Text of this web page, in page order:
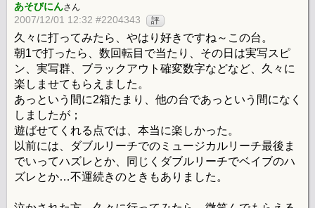
あそびにんさん
2007/12/01 12:32 #2204343 評
久々に打ってみたら、やはり好きですね～この台。
朝1で打ったら、数回転目で当たり、その日は実写スピ
ン、実写群、ブラックアウト確変数字などなど、久々に
楽しませてもらえました。
あっという間に2箱たまり、他の台であっという間になく
しましたが；
遊ばせてくれる点では、本当に楽しかった。
以前には、ダブルリーチでのミュージカルリーチ最後ま
でいってハズレとか、同じくダブルリーチでベイブのハ
ズレとか…不運続きのときもありました。